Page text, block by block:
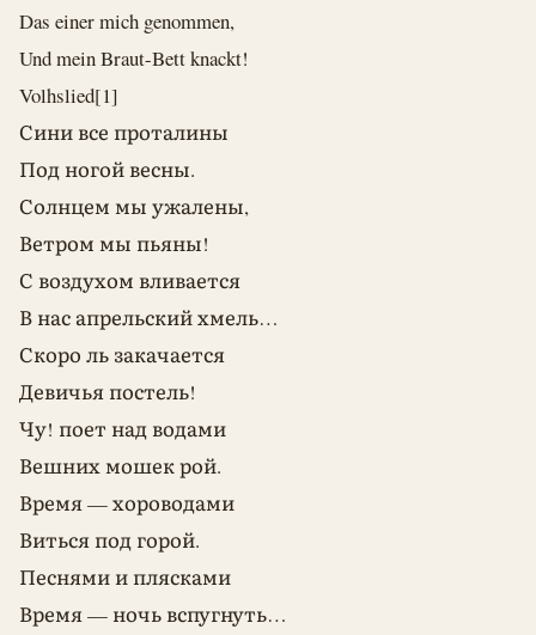
Das einer mich genommen,
Und mein Braut-Bett knackt!
Volhslied[1]
Сини все проталины
Под ногой весны.
Солнцем мы ужалены,
Ветром мы пьяны!
С воздухом вливается
В нас апрельский хмель…
Скоро ль закачается
Девичья постель!
Чу! поет над водами
Вешних мошек рой.
Время — хороводами
Виться под горой.
Песнями и плясками
Время — ночь вспугнуть…